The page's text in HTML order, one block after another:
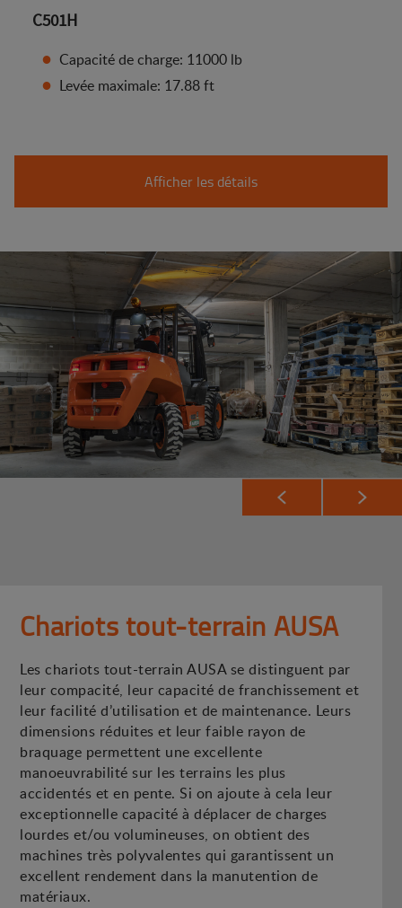
C501H
Capacité de charge: 11000 lb
Levée maximale: 17.88 ft
Afficher les détails
Chariots tout-terrain AUSA
Les chariots tout-terrain AUSA se distinguent par
leur compacité, leur capacité de franchissement et
leur facilité d’utilisation et de maintenance. Leurs
dimensions réduites et leur faible rayon de
braquage permettent une excellente
manoeuvrabilité sur les terrains les plus
accidentés et en pente. Si on ajoute à cela leur
exceptionnelle capacité à déplacer de charges
lourdes et/ou volumineuses, on obtient des
machines très polyvalentes qui garantissent un
excellent rendement dans la manutention de
matériaux.